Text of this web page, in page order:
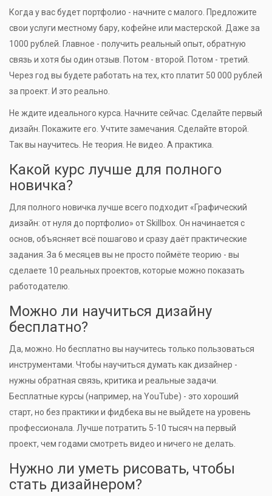
Когда у вас будет портфолио - начните с малого. Предложите
свои услуги местному бару, кофейне или мастерской. Даже за
1000 рублей. Главное - получить реальный опыт, обратную
связь и хотя бы один отзыв. Потом - второй. Потом - третий.
Через год вы будете работать на тех, кто платит 50 000 рублей
за проект. И это реально.
Не ждите идеального курса. Начните сейчас. Сделайте первый
дизайн. Покажите его. Учтите замечания. Сделайте второй.
Так вы научитесь. Не теория. Не видео. А практика.
Какой курс лучше для полного
новичка?
Для полного новичка лучше всего подходит «Графический
дизайн: от нуля до портфолио» от Skillbox. Он начинается с
основ, объясняет всё пошагово и сразу даёт практические
задания. За 6 месяцев вы не просто поймёте теорию - вы
сделаете 10 реальных проектов, которые можно показать
работодателю.
Можно ли научиться дизайну
бесплатно?
Да, можно. Но бесплатно вы научитесь только пользоваться
инструментами. Чтобы научиться думать как дизайнер -
нужны обратная связь, критика и реальные задачи.
Бесплатные курсы (например, на YouTube) - это хороший
старт, но без практики и фидбека вы не выйдете на уровень
профессионала. Лучше потратить 5-10 тысяч на первый
проект, чем годами смотреть видео и ничего не делать.
Нужно ли уметь рисовать, чтобы
стать дизайнером?